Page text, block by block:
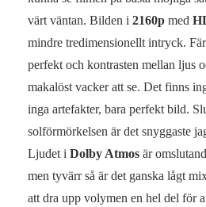
värt väntan. Bilden i 2160p med
mindre tredimensionellt intryck.
perfekt och kontrasten mellan ljus
makalöst vacker att se. Det finns
inga artefakter, bara perfekt bild.
solförmörkelsen är det snyggaste
Ljudet i Dolby Atmos är
men tyvärr så är det ganska lågt
att dra upp volymen en hel del för